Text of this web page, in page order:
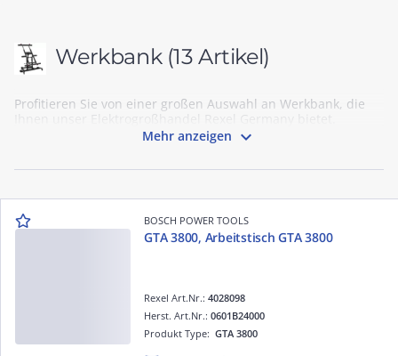
Werkbank (13 Artikel)
Profitieren Sie von einer großen Auswahl an Werkbank, die
Ihnen unser Elektrogroßhandel Rexel Germany bietet.
Mehr anzeigen 
BOSCH POWER TOOLS
GTA 3800, Arbeitstisch GTA 3800
Rexel Art.Nr.: 4028098
Produkt Type: GTA 3800
Herst. Art.Nr.: 0601B24000